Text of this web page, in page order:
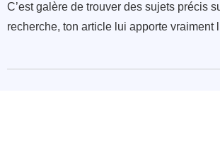
C’est galère de trouver des sujets précis
recherche, ton article lui apporte vraiment